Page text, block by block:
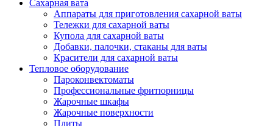
Сахарная вата
Аппараты для приготовления сахарной ваты
Тележки для сахарной ваты
Купола для сахарной ваты
Добавки, палочки, стаканы для ваты
Красители для сахарной ваты
Тепловое оборудование
Пароконвектоматы
Профессиональные фритюрницы
Жарочные шкафы
Жарочные поверхности
Плиты